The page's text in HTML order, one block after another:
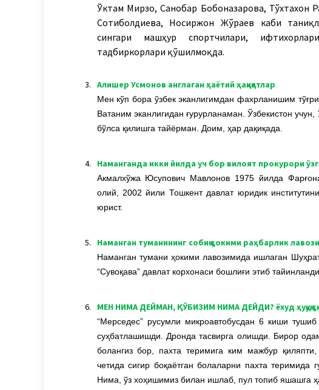
Ўктам Мирзо, Санобар Бобоназарова, Тўхтахон
Сотиболдиева, Носиржон Жўраев каби
сингари машҳур спортчилари,
тадбиркорлари қўшилмоқда.
3. Алишер Усмонов англаган ҳаётий ҳақиқатлар
Мен кўп бора ўзбек эканлигимдан фахрланишим
Ватаним эканлигидан ғурурланаман. Ўзбекистон
бўлса қилишга тайёрман. Доим, ҳар дақиқада.
4. Наманганда икки йилда уч бор вилоят прокурори
Акмалхўжа Юсупович Мавлонов 1975 йилда
олий, 2002 йили Тошкент давлат юридик
юрист.
5. Наманган туманининг собиқ ҳокими раҳбарлик
Наманган тумани ҳокими лавозимида ишлаган
“Сувоқава” давлат корхонаси бошлиғи этиб тайинланди.
6. МЕН НИМА ДЕЙМАН, ҚЎБИЗИМ НИМА ДЕЙДИ? ёхуд ҳуқуқ
“Мерседес” русумли микроавтобусдан 6 киши
суҳбатлашишди. Дронда тасвирга олишди. Бирор
болангиз бор, пахта теримига ким мажбур
четида сигир боқаётган болаларни пахта теримида
Нима, ўз хоҳишимиз билан ишлаб, пул топиб яшашга